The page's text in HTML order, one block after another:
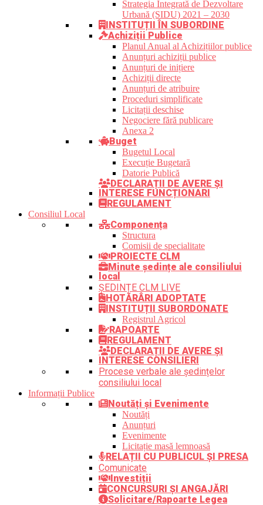
Strategia Integrată de Dezvoltare
Urbană (SIDU) 2021 – 2030
INSTITUȚII ÎN SUBORDINE
Achiziții Publice
Planul Anual al Achizițiilor publice
Anunțuri achiziții publice
Anunțuri de inițiere
Achiziții directe
Anunțuri de atribuire
Proceduri simplificate
Licitații deschise
Negociere fără publicare
Anexa 2
Buget
Bugetul Local
Execuție Bugetară
Datorie Publică
DECLARAȚII DE AVERE ȘI
INTERESE FUNCȚIONARI
REGULAMENT
Consiliul Local
Componența
Structura
Comisii de specialitate
PROIECTE CLM
Minute ședințe ale consiliului
local
ȘEDINȚE CLM LIVE
HOTĂRÂRI ADOPTATE
INSTITUȚII SUBORDONATE
Registrul Agricol
RAPOARTE
REGULAMENT
DECLARAȚII DE AVERE ȘI
INTERESE CONSILIERI
Procese verbale ale ședințelor
consiliului local
Informații Publice
Noutăți și Evenimente
Noutăți
Anunțuri
Evenimente
Licitație masă lemnoasă
RELAȚII CU PUBLICUL ȘI PRESA
Comunicate
Investiții
CONCURSURI ȘI ANGAJĂRI
Solicitare/Rapoarte Legea